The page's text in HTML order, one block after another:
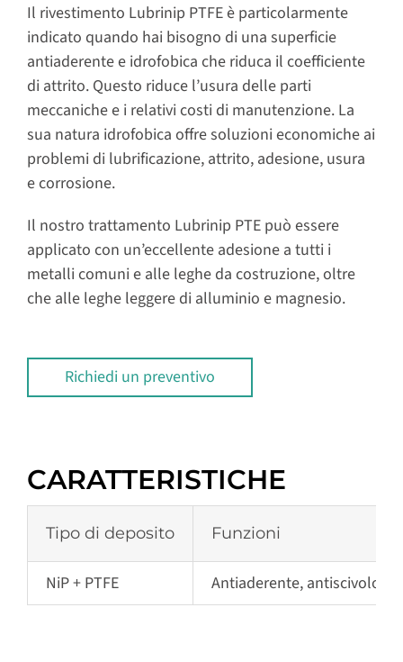
Il rivestimento Lubrinip PTFE è particolarmente
indicato quando hai bisogno di una superficie
antiaderente e idrofobica che riduca il coefficiente
di attrito. Questo riduce l’usura delle parti
meccaniche e i relativi costi di manutenzione. La
sua natura idrofobica offre soluzioni economiche ai
problemi di lubrificazione, attrito, adesione, usura
e corrosione.
Il nostro trattamento Lubrinip PTE può essere
applicato con un’eccellente adesione a tutti i
metalli comuni e alle leghe da costruzione, oltre
che alle leghe leggere di alluminio e magnesio.
Richiedi un preventivo
CARATTERISTICHE
Tipo di deposito Funzioni
NiP + PTFE Antiaderente, antiscivolo